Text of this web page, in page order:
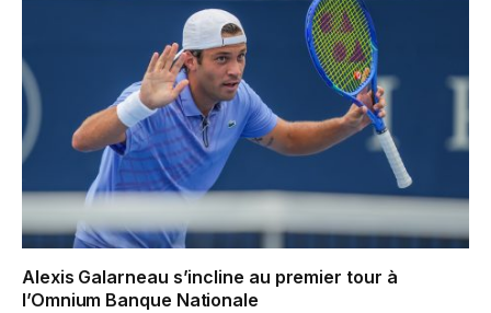
Alexis Galarneau s’incline au premier tour à
l’Omnium Banque Nationale